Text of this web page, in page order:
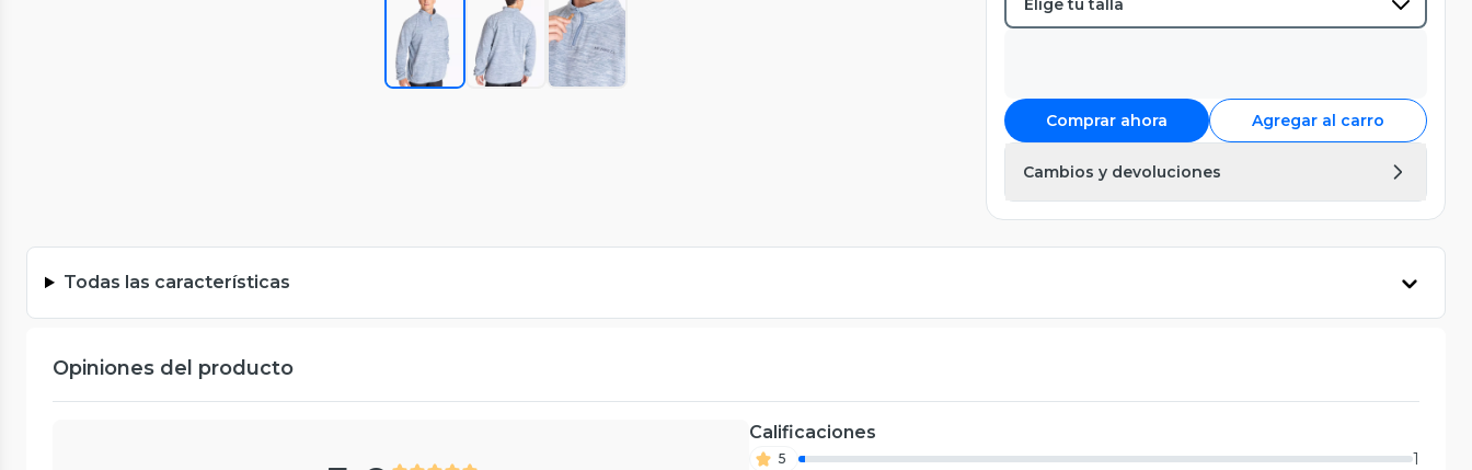
Comprar ahora Agregar al carro
Cambios y devoluciones
Todas las características
Opiniones del producto
Calificaciones
5 1